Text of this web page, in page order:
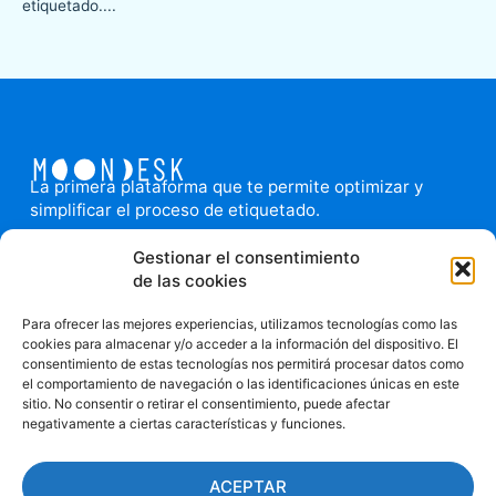
Gestionar el consentimiento
de las cookies
Para ofrecer las mejores experiencias, utilizamos tecnologías como las
cookies para almacenar y/o acceder a la información del dispositivo. El
consentimiento de estas tecnologías nos permitirá procesar datos como
el comportamiento de navegación o las identificaciones únicas en este
sitio. No consentir o retirar el consentimiento, puede afectar
negativamente a ciertas características y funciones.
ACEPTAR
etiquetado....
Privacida
La primera plataforma que te permite optimizar y
simplificar el proceso de etiquetado.
El aliado tecnológico de tu equipo: Integra
proveedores, equipos e imprenta facilitando la fluidez
en la comunicación y la sincronía de las tareas. Agiliza
y permite la trazabilidad de las tareas relacionadas
con el diseño de packaging. Todo en un solo lugar.